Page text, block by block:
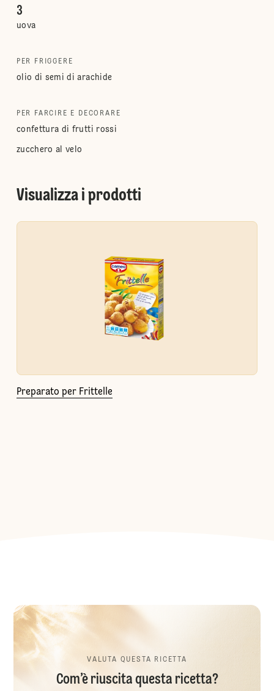
3
uova
PER FRIGGERE
olio di semi di arachide
PER FARCIRE E DECORARE
confettura di frutti rossi
zucchero al velo
Visualizza i prodotti
Preparato per Frittelle
VALUTA QUESTA RICETTA
Com’è riuscita questa ricetta?